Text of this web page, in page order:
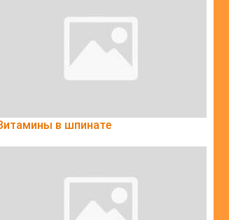
в шпинате